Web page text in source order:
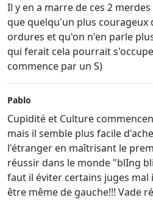
Il y en a marre de ces 2
que quelqu'un plus courageux
ordures et qu'on n'en parle
qui ferait cela pourrait
commence par un S)
Pablo
Cupidité et Culture
mais il semble plus facile
l'étranger en maîtrisant le
réussir dans le monde "blIng
faut il éviter certains juges
être même de gauche!!! Vade